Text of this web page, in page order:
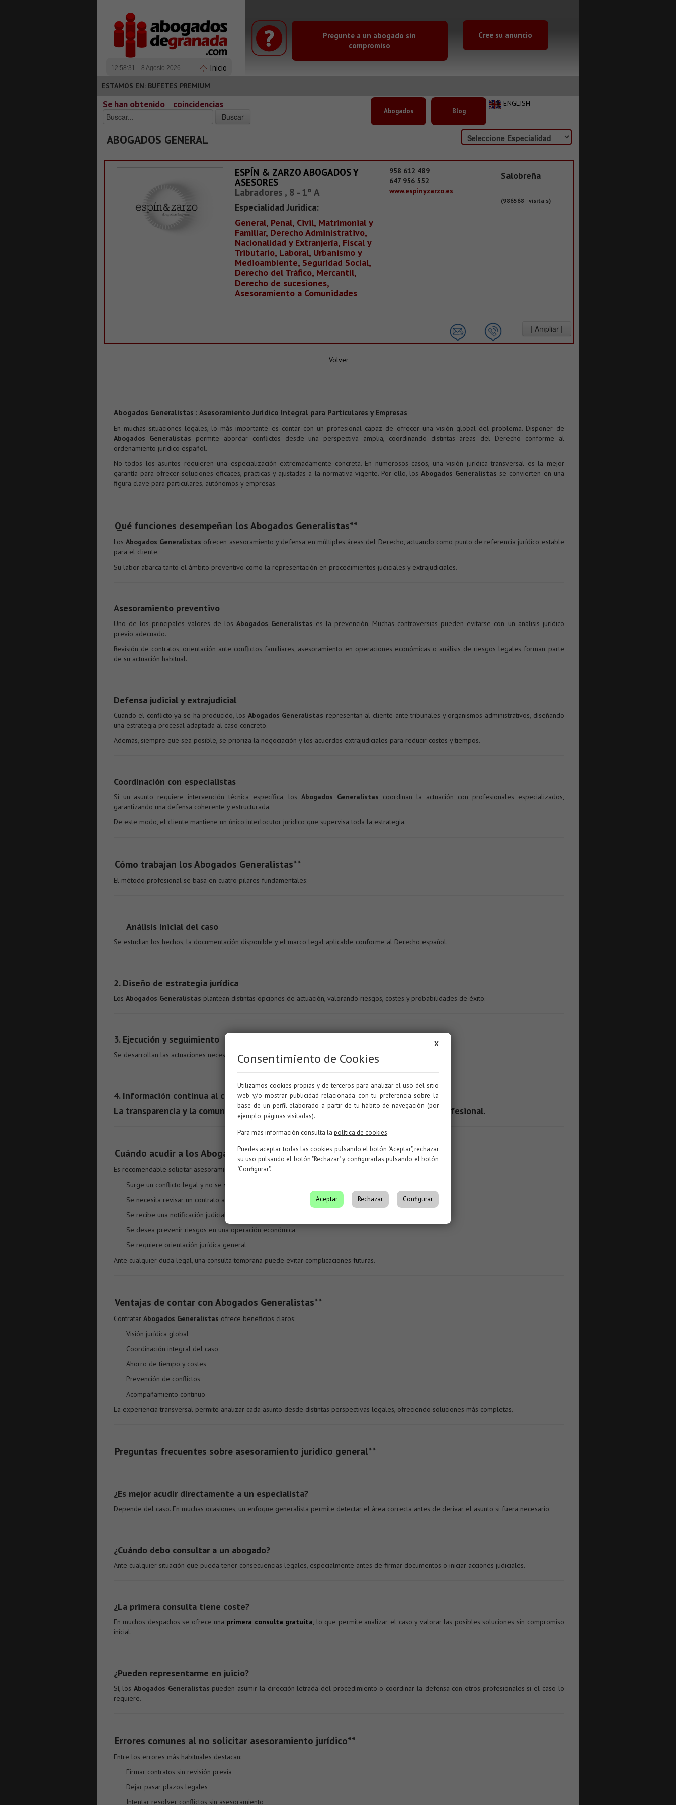
12:58:32 - 8 Agosto 2026 Inicio
Pregunte a un abogado sin
compromiso
Cree su anuncio
ESTAMOS EN: BUFETES PREMIUM
ENGLISH
Abogados Blog
Se han obtenido coincidencias
ABOGADOS GENERAL
ESPÍN & ZARZO ABOGADOS Y
ASESORES
Labradores , 8 - 1º A
Especialidad Juridica:
General, Penal, Civil, Matrimonial y
Familiar, Derecho Administrativo,
Nacionalidad y Extranjería, Fiscal y
Tributario, Laboral, Urbanismo y
Medioambiente, Seguridad Social,
Derecho del Tráfico, Mercantil,
Derecho de sucesiones,
Asesoramiento a Comunidades
958 612 489
647 956 552
www.espinyzarzo.es
Salobreña
(986568 visita s)
Volver
Abogados Generalistas : Asesoramiento Jurídico Integral para Particulares y Empresas
En muchas situaciones legales, lo más importante es contar con un profesional capaz de ofrecer una visión global del problema. Disponer de
Abogados Generalistas permite abordar conflictos desde una perspectiva amplia, coordinando distintas áreas del Derecho conforme al
ordenamiento jurídico español.
No todos los asuntos requieren una especialización extremadamente concreta. En numerosos casos, una visión jurídica transversal es la mejor
garantía para ofrecer soluciones eficaces, prácticas y ajustadas a la normativa vigente. Por ello, losAbogados Generalistas se convierten en una
figura clave para particulares, autónomos y empresas.
Qué funciones desempeñan los Abogados Generalistas**
Los Abogados Generalistas ofrecen asesoramiento y defensa en múltiples áreas del Derecho, actuando como punto de referencia jurídico estable
para el cliente.
Su labor abarca tanto el ámbito preventivo como la representación en procedimientos judiciales y extrajudiciales.
Asesoramiento preventivo
Uno de los principales valores de los Abogados Generalistas es la prevención. Muchas controversias pueden evitarse con un análisis jurídico
previo adecuado.
Revisión de contratos, orientación ante conflictos familiares, asesoramiento en operaciones económicas o análisis de riesgos legales forman parte
de su actuación habitual.
Defensa judicial y extrajudicial
Cuando el conflicto ya se ha producido, los Abogados Generalistas representan al cliente ante tribunales y organismos administrativos, diseñando
una estrategia procesal adaptada al caso concreto.
Además, siempre que sea posible, se prioriza la negociación y los acuerdos extrajudiciales para reducir costes y tiempos.
Coordinación con especialistas
Si un asunto requiere intervención técnica específica, losAbogados Generalistas coordinan la actuación con profesionales especializados,
garantizando una defensa coherente y estructurada.
De este modo, el cliente mantiene un único interlocutor jurídico que supervisa toda la estrategia.
Cómo trabajan los Abogados Generalistas**
El método profesional se basa en cuatro pilares fundamentales:
Análisis inicial del caso
Se estudian los hechos, la documentación disponible y el marco legal aplicable conforme al Derecho español.
2. Diseño de estrategia jurídica
Los Abogados Generalistas plantean distintas opciones de actuación, valorando riesgos, costes y probabilidades de éxito.
3. Ejecución y seguimiento
Se desarrollan las actuaciones necesarias, ya sea en vía administrativa, negociación o procedimiento judicial.
4. Información continua al cliente
La transparencia y la comunicación constante forman parte esencial del servicio profesional.
Cuándo acudir a los Abogados Generalistas**
Es recomendable solicitar asesoramiento cuando:
Surge un conflicto legal y no se sabe qué vía seguir
Se necesita revisar un contrato antes de firmarlo
Se recibe una notificación judicial o administrativa
Se desea prevenir riesgos en una operación económica
Se requiere orientación jurídica general
Ante cualquier duda legal, una consulta temprana puede evitar complicaciones futuras.
Ventajas de contar con Abogados Generalistas**
Contratar Abogados Generalistas ofrece beneficios claros:
Visión jurídica global
Coordinación integral del caso
Ahorro de tiempo y costes
Prevención de conflictos
Acompañamiento continuo
La experiencia transversal permite analizar cada asunto desde distintas perspectivas legales, ofreciendo soluciones más completas.
Preguntas frecuentes sobre asesoramiento jurídico general**
¿Es mejor acudir directamente a un especialista?
Depende del caso. En muchas ocasiones, un enfoque generalista permite detectar el área correcta antes de derivar el asunto si fuera necesario.
¿Cuándo debo consultar a un abogado?
Ante cualquier situación que pueda tener consecuencias legales, especialmente antes de firmar documentos o iniciar acciones judiciales.
¿La primera consulta tiene coste?
En muchos despachos se ofrece una primera consulta gratuita, lo que permite analizar el caso y valorar las posibles soluciones sin compromiso
inicial.
¿Pueden representarme en juicio?
Sí, losAbogados Generalistas pueden asumir la dirección letrada del procedimiento o coordinar la defensa con otros profesionales si el caso lo
requiere.
Errores comunes al no solicitar asesoramiento jurídico**
Entre los errores más habituales destacan:
Firmar contratos sin revisión previa
Dejar pasar plazos legales
Intentar resolver conflictos sin asesoramiento
X
Consentimiento de Cookies
Utilizamos cookies propias y de terceros para analizar el uso del sitio
web y/o mostrar publicidad relacionada con tu preferencia sobre la
base de un perfil elaborado a partir de tu hábito de navegación (por
ejemplo, páginas visitadas).
Para más información consulta la política de cookies.
Puedes aceptar todas las cookies pulsando el botón "Aceptar", rechazar
su uso pulsando el botón "Rechazar" y configurarlas pulsando el botón
"Configurar".
Aceptar Rechazar Configurar